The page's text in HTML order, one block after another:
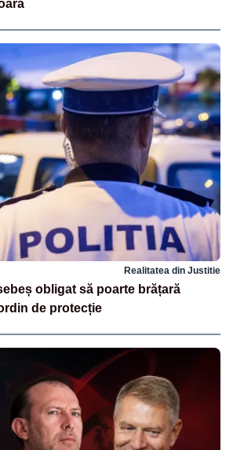
Realitatea din Justitie
obligat să poarte brățară
de protecție